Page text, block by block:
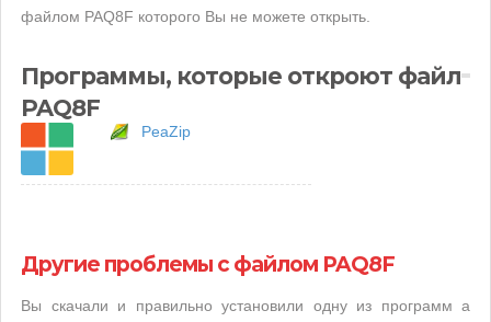
файлом PAQ8F которого Вы не можете открыть.
Программы, которые откроют файл
PAQ8F
PeaZip
Другие проблемы с файлом PAQ8F
Вы скачали и правильно установили одну из программ а